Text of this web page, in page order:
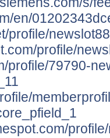
en/
profile/
profile/
profile/79790-